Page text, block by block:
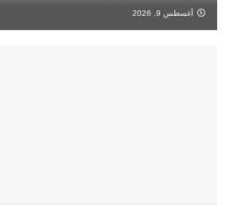
أغسطس 9, 2026